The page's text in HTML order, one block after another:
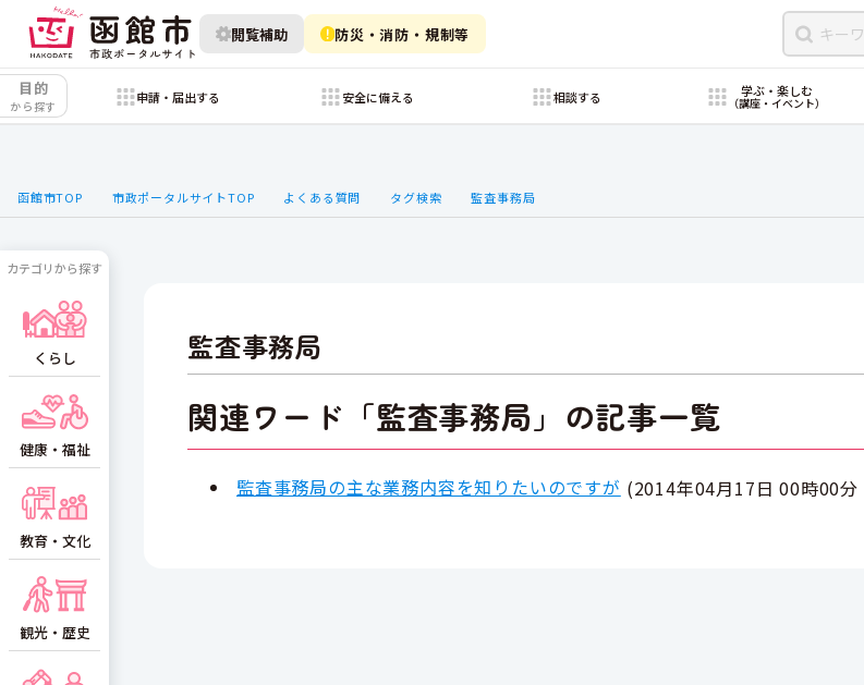
閲覧補助 防災・消防・規制等
目的
から探す
申請・届出する 安全に備える 相談する 学ぶ・楽しむ
（講座・イベント）
函館市TOP 市政ポータルサイトTOP よくある質問 タグ検索 監査事務局
監査事務局
関連ワード「監査事務局」の記事一覧
監査事務局の主な業務内容を知りたいのですが (2014年04月17日 00時00分
カテゴリから探す
くらし
健康・福祉
教育・文化
観光・歴史